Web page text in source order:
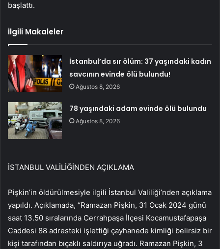
başlattı.
İlgili Makaleler
İstanbul’da sır ölüm: 37 yaşındaki kadın
savcının evinde ölü bulundu!
Ağustos 8, 2026
78 yaşındaki adam evinde ölü bulundu
Ağustos 8, 2026
İSTANBUL VALİLİĞİNDEN AÇIKLAMA
Pişkin’in öldürülmesiyle ilgili İstanbul Valiliği’nden açıklama
yapıldı. Açıklamada, “Ramazan Pişkin, 31 Ocak 2024 günü
saat 13.50 sıralarında Cerrahpaşa İlçesi Kocamustafapaşa
Caddesi 88 adresteki işlettiği çayhanede kimliği belirsiz bir
kişi tarafından bıçaklı saldırıya uğradı. Ramazan Pişkin, 3